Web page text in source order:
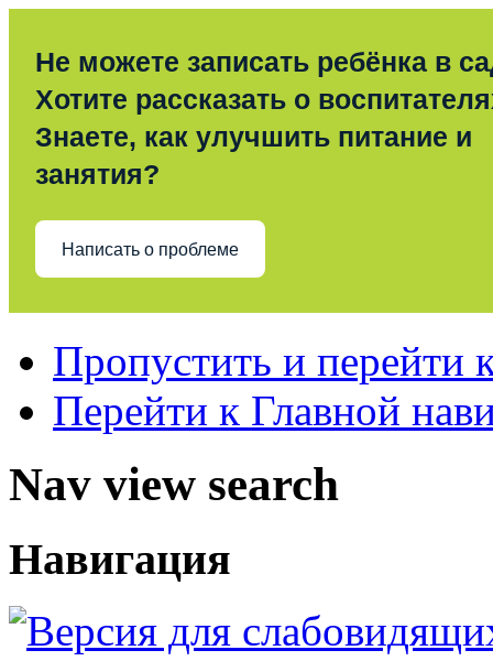
Не можете записать ребёнка в
Хотите рассказать о
Знаете, как улучшить питание и
занятия?
Написать о проблеме
Пропустить и перейти
Перейти к Главной
Nav view search
Навигация